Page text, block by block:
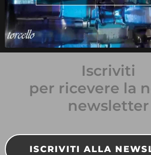
Iscriviti
per ricevere la
newsletter
ISCRIVITI ALLA